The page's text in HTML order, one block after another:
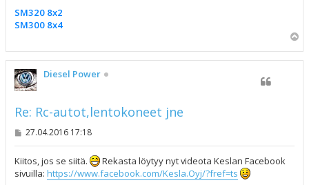
SM320 8x2
SM300 8x4
ö
Diesel Power
Re: Rc-autot,lentokoneet jne
V
s
t
i
27.04.2016 17:18
Kiitos, jos se siitä.
Rekasta löytyy nyt videota Keslan Facebook
sivuilla: https://www.facebook.com/Kesla.Oyj/?fref=ts